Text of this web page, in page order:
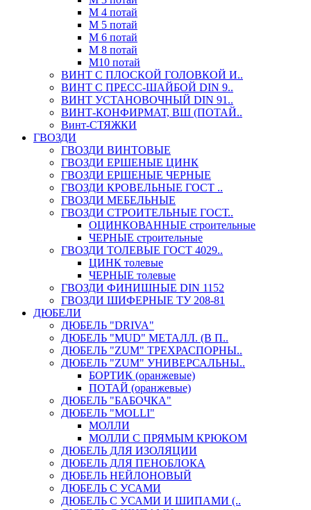
М 4 потай
М 5 потай
М 6 потай
М 8 потай
М10 потай
ВИНТ С ПЛОСКОЙ ГОЛОВКОЙ И..
ВИНТ С ПРЕСС-ШАЙБОЙ DIN 9..
ВИНТ УСТАНОВОЧНЫЙ DIN 91..
ВИНТ-КОНФИРМАТ, ВШ (ПОТАЙ..
Винт-СТЯЖКИ
ГВОЗДИ
ГВОЗДИ ВИНТОВЫЕ
ГВОЗДИ ЕРШЕНЫЕ ЦИНК
ГВОЗДИ ЕРШЕНЫЕ ЧЕРНЫЕ
ГВОЗДИ КРОВЕЛЬНЫЕ ГОСТ ..
ГВОЗДИ МЕБЕЛЬНЫЕ
ГВОЗДИ СТРОИТЕЛЬНЫЕ ГОСТ..
ОЦИНКОВАННЫЕ строительные
ЧЕРНЫЕ строительные
ГВОЗДИ ТОЛЕВЫЕ ГОСТ 4029..
ЦИНК толевые
ЧЕРНЫЕ толевые
ГВОЗДИ ФИНИШНЫЕ DIN 1152
ГВОЗДИ ШИФЕРНЫЕ ТУ 208-81
ДЮБЕЛИ
ДЮБЕЛЬ "DRIVA"
ДЮБЕЛЬ "MUD" МЕТАЛЛ. (В П..
ДЮБЕЛЬ "ZUM" ТРЕХРАСПОРНЫ..
ДЮБЕЛЬ "ZUM" УНИВЕРСАЛЬНЫ..
БОРТИК (оранжевые)
ПОТАЙ (оранжевые)
ДЮБЕЛЬ "БАБОЧКА"
ДЮБЕЛЬ "МOLLI"
МОЛЛИ
МОЛЛИ С ПРЯМЫМ КРЮКОМ
ДЮБЕЛЬ ДЛЯ ИЗОЛЯЦИИ
ДЮБЕЛЬ ДЛЯ ПЕНОБЛОКА
ДЮБЕЛЬ НЕЙЛОНОВЫЙ
ДЮБЕЛЬ С УСАМИ
ДЮБЕЛЬ С УСАМИ И ШИПАМИ (..